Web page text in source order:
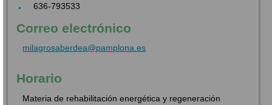
636-793533
Correo electrónico
milagrosaberdea@pamplona.es
Horario
Materia de rehabilitación energética y regeneración